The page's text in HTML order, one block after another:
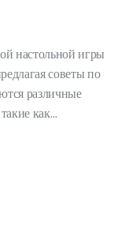
настольной игры
советы по
различные
как
и рекомендации